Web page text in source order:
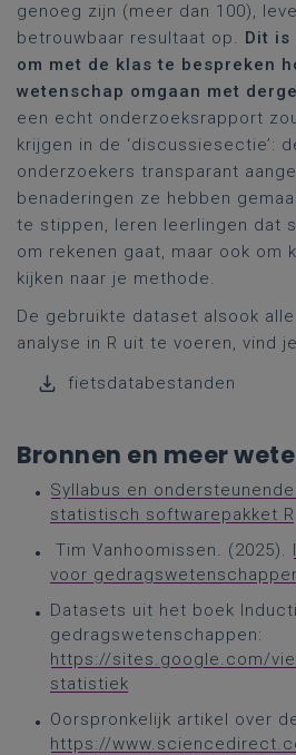
genoeg zijn (meer dan 100),
betrouwbaar resultaat op. Dit is
om met de klas te bespreken
wetenschap omgaan met
een echt onderzoeksrapport
krijgen in de ‘discussiesectie’:
onderzoekers transparant
benaderingen ze hebben
te stippen, leren leerlingen dat
om rekenen gaat, maar ook om
kijken naar je methode.
De gebruikte dataset alsook
analyse in R uit te voeren, vind
fietsdatabestanden
Bronnen en meer
Syllabus en
statistisch softwarepakket R
Tim Vanhoomissen. (2025).
voor
Datasets uit het boek
gedragswetenschappen:
https://sites.google.com/
statistiek
Oorspronkelijk artikel over
https://